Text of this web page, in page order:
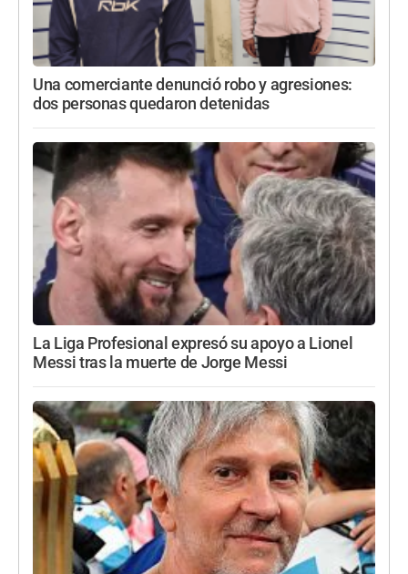
Una comerciante denunció robo y agresiones:
dos personas quedaron detenidas
La Liga Profesional expresó su apoyo a Lionel
Messi tras la muerte de Jorge Messi